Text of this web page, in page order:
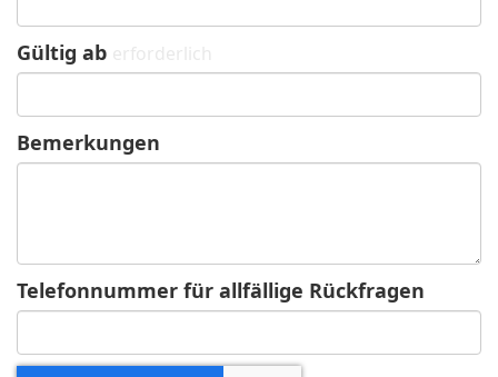
Gültig ab
Bemerkungen
Telefonnummer für allfällige Rückfragen